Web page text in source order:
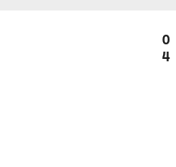
0
4